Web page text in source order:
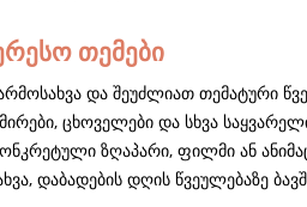
თემები
და შეუძლიათ თემატური
ცხოველები და სხვა
ზღაპარი, ფილმი ან
დაბადების დღის წვეულებაზე